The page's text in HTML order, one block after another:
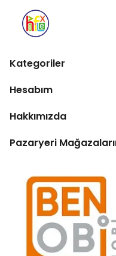
Kategoriler
Hesabım
Hakkımızda
Pazaryeri